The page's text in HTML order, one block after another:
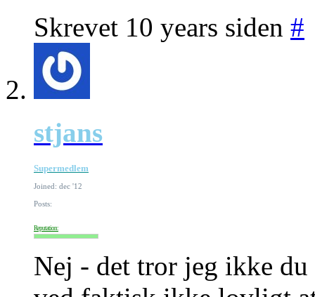
Skrevet 10 years siden #
stjans
Supermedlem
Joined: dec '12
Posts:
Reputation:
Nej - det tror jeg ikke du